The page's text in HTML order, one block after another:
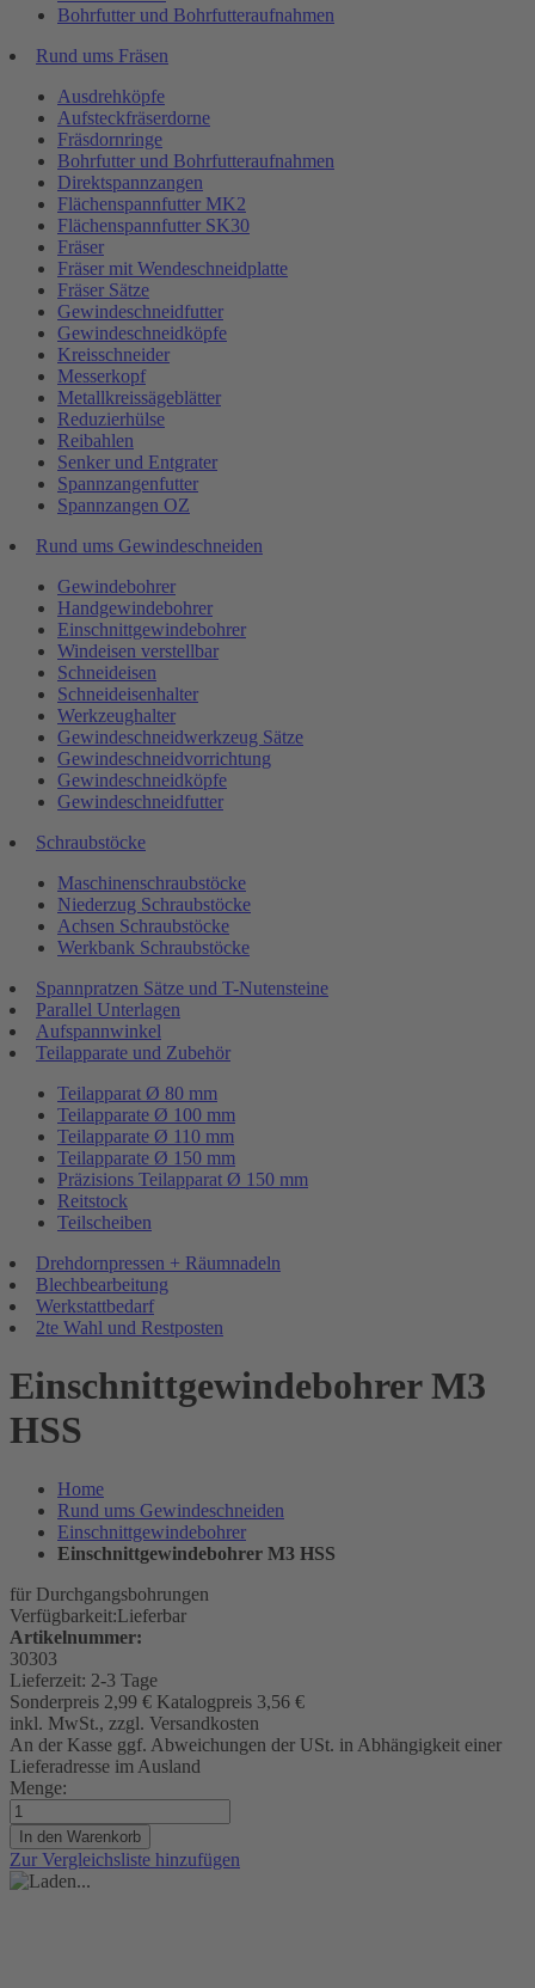
Bohrfutter und Bohrfutteraufnahmen
Rund ums Fräsen
Ausdrehköpfe
Aufsteckfräserdorne
Fräsdornringe
Bohrfutter und Bohrfutteraufnahmen
Direktspannzangen
Flächenspannfutter MK2
Flächenspannfutter SK30
Fräser
Fräser mit Wendeschneidplatte
Fräser Sätze
Gewindeschneidfutter
Gewindeschneidköpfe
Kreisschneider
Messerkopf
Metallkreissägeblätter
Reduzierhülse
Reibahlen
Senker und Entgrater
Spannzangenfutter
Spannzangen OZ
Rund ums Gewindeschneiden
Gewindebohrer
Handgewindebohrer
Einschnittgewindebohrer
Windeisen verstellbar
Schneideisen
Schneideisenhalter
Werkzeughalter
Gewindeschneidwerkzeug Sätze
Gewindeschneidvorrichtung
Gewindeschneidköpfe
Gewindeschneidfutter
Schraubstöcke
Maschinenschraubstöcke
Niederzug Schraubstöcke
Achsen Schraubstöcke
Werkbank Schraubstöcke
Spannpratzen Sätze und T-Nutensteine
Parallel Unterlagen
Aufspannwinkel
Teilapparate und Zubehör
Teilapparat Ø 80 mm
Teilapparate Ø 100 mm
Teilapparate Ø 110 mm
Teilapparate Ø 150 mm
Präzisions Teilapparat Ø 150 mm
Reitstock
Teilscheiben
Drehdornpressen + Räumnadeln
Blechbearbeitung
Werkstattbedarf
2te Wahl und Restposten
Einschnittgewindebohrer M3
HSS
Home
Rund ums Gewindeschneiden
Einschnittgewindebohrer
Einschnittgewindebohrer M3 HSS
für Durchgangsbohrungen
Verfügbarkeit:Lieferbar
Artikelnummer:
30303
Lieferzeit: 2-3 Tage
Sonderpreis 2,99 € Katalogpreis 3,56 €
inkl. MwSt., zzgl. Versandkosten
An der Kasse ggf. Abweichungen der USt. in Abhängigkeit einer
Lieferadresse im Ausland
Menge:
In den Warenkorb
Zur Vergleichsliste hinzufügen